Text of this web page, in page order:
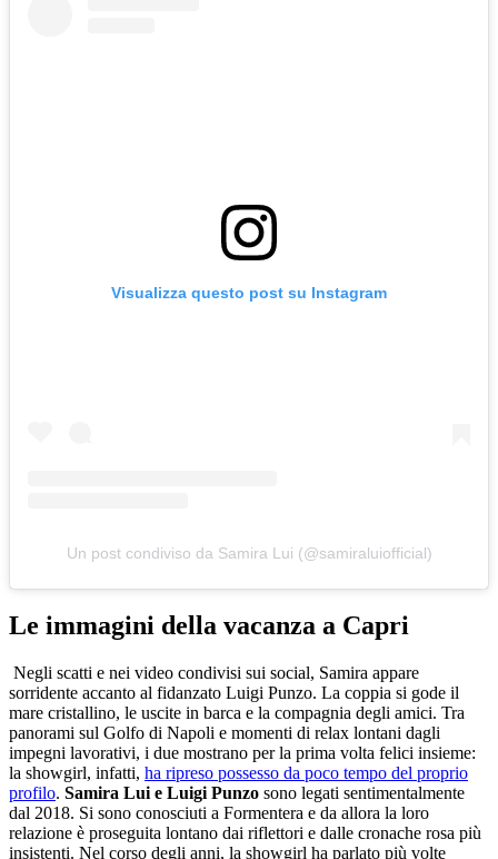
Visualizza questo post su Instagram
Un post condiviso da Samira Lui (@samiraluiofficial)
Le immagini della vacanza a Capri
Negli scatti e nei video condivisi sui social, Samira appare
sorridente accanto al fidanzato Luigi Punzo. La coppia si gode il
mare cristallino, le uscite in barca e la compagnia degli amici. Tra
panorami sul Golfo di Napoli e momenti di relax lontani dagli
impegni lavorativi, i due mostrano per la prima volta felici insieme:
la showgirl, infatti, ha ripreso possesso da poco tempo del proprio
profilo. Samira Lui e Luigi Punzo sono legati sentimentalmente
dal 2018. Si sono conosciuti a Formentera e da allora la loro
relazione è proseguita lontano dai riflettori e dalle cronache rosa più
insistenti. Nel corso degli anni, la showgirl ha parlato più volte